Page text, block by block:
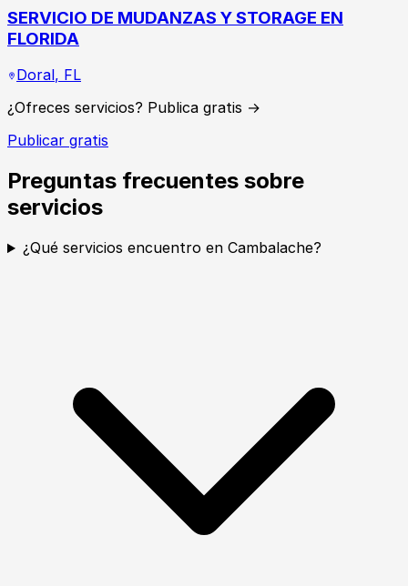
SERVICIO DE MUDANZAS Y STORAGE EN
FLORIDA
Doral, FL
¿Ofreces servicios? Publica gratis →
Publicar gratis
Preguntas frecuentes sobre
servicios
¿Qué servicios encuentro en Cambalache?